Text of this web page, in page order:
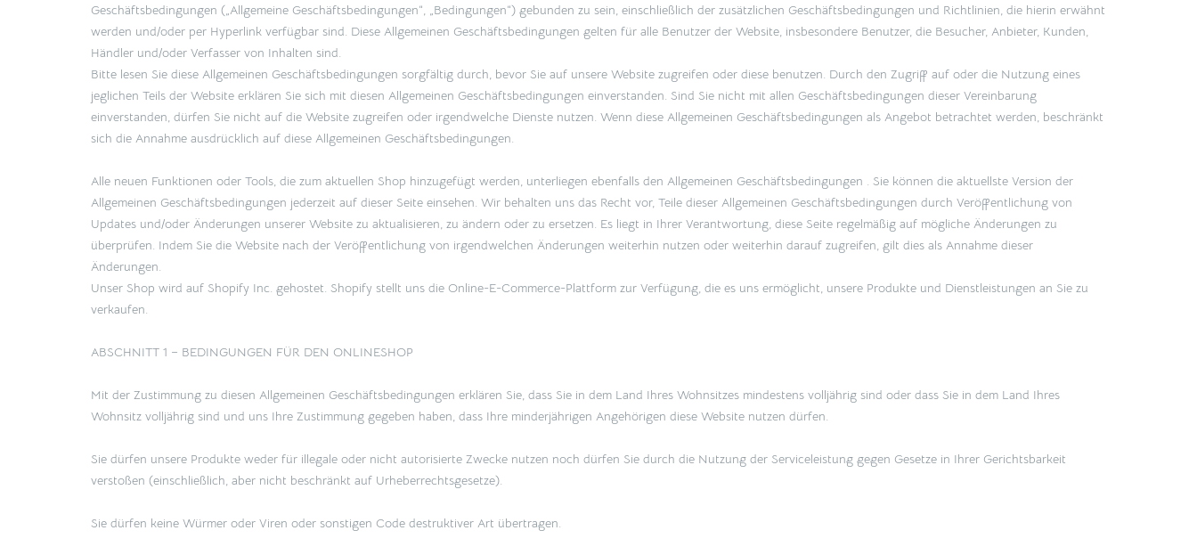
Geschäftsbedingungen („Allgemeine Geschäftsbedingungen“, „Bedingungen“) gebunden zu sein, einschließlich der zusätzlichen Geschäftsbedingungen und Richtlinien, die hierin erwähnt
werden und/oder per Hyperlink verfügbar sind. Diese Allgemeinen Geschäftsbedingungen gelten für alle Benutzer der Website, insbesondere Benutzer, die Besucher, Anbieter, Kunden,
Händler und/oder Verfasser von Inhalten sind.
Bitte lesen Sie diese Allgemeinen Geschäftsbedingungen sorgfältig durch, bevor Sie auf unsere Website zugreifen oder diese benutzen. Durch den Zugriff auf oder die Nutzung eines
jeglichen Teils der Website erklären Sie sich mit diesen Allgemeinen Geschäftsbedingungen einverstanden. Sind Sie nicht mit allen Geschäftsbedingungen dieser Vereinbarung
einverstanden, dürfen Sie nicht auf die Website zugreifen oder irgendwelche Dienste nutzen. Wenn diese Allgemeinen Geschäftsbedingungen als Angebot betrachtet werden, beschränkt
sich die Annahme ausdrücklich auf diese Allgemeinen Geschäftsbedingungen.
Alle neuen Funktionen oder Tools, die zum aktuellen Shop hinzugefügt werden, unterliegen ebenfalls den Allgemeinen Geschäftsbedingungen . Sie können die aktuellste Version der
Allgemeinen Geschäftsbedingungen jederzeit auf dieser Seite einsehen. Wir behalten uns das Recht vor, Teile dieser Allgemeinen Geschäftsbedingungen durch Veröffentlichung von
Updates und/oder Änderungen unserer Website zu aktualisieren, zu ändern oder zu ersetzen. Es liegt in Ihrer Verantwortung, diese Seite regelmäßig auf mögliche Änderungen zu
überprüfen. Indem Sie die Website nach der Veröffentlichung von irgendwelchen Änderungen weiterhin nutzen oder weiterhin darauf zugreifen, gilt dies als Annahme dieser
Änderungen.
Unser Shop wird auf Shopify Inc. gehostet. Shopify stellt uns die Online-E-Commerce-Plattform zur Verfügung, die es uns ermöglicht, unsere Produkte und Dienstleistungen an Sie zu
verkaufen.
ABSCHNITT 1 – BEDINGUNGEN FÜR DEN ONLINESHOP
Mit der Zustimmung zu diesen Allgemeinen Geschäftsbedingungen erklären Sie, dass Sie in dem Land Ihres Wohnsitzes mindestens volljährig sind oder dass Sie in dem Land Ihres
Wohnsitz volljährig sind und uns Ihre Zustimmung gegeben haben, dass Ihre minderjährigen Angehörigen diese Website nutzen dürfen.
Sie dürfen unsere Produkte weder für illegale oder nicht autorisierte Zwecke nutzen noch dürfen Sie durch die Nutzung der Serviceleistung gegen Gesetze in Ihrer Gerichtsbarkeit
verstoßen (einschließlich, aber nicht beschränkt auf Urheberrechtsgesetze).
Sie dürfen keine Würmer oder Viren oder sonstigen Code destruktiver Art übertragen.